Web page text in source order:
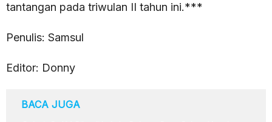
tantangan pada triwulan II tahun ini.***
Penulis: Samsul
Editor: Donny
BACA JUGA